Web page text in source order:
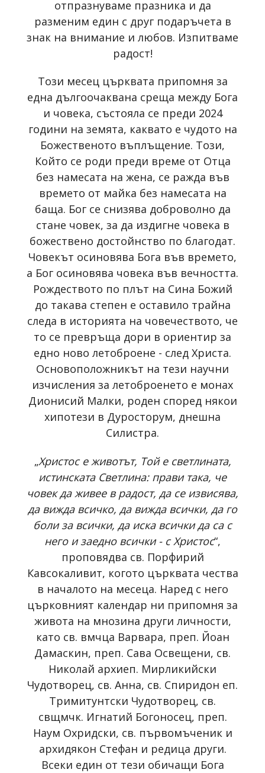
отпразнуваме празника и да
разменим един с друг подаръчета в
знак на внимание и любов. Изпитваме
радост!
Този месец църквата припомня за
една дългоочаквана среща между Бога
и човека, състояла се преди 2024
години на земята, каквато е чудото на
Божественото въплъщение. Този,
Който се роди преди време от Отца
без намесата на жена, се ражда във
времето от майка без намесата на
баща. Бог се снизява доброволно да
стане човек, за да издигне човека в
божествено достойнство по благодат.
Човекът осиновява Бога във времето,
a Бог осиновява човека във вечността.
Рождеството по плът на Сина Божий
до такава степен е оставило трайна
следа в историята на човечеството, че
то се превръща дори в ориентир за
едно ново летоброене - след Христа.
Основоположникът на тези научни
изчисления за летоброенето е монах
Дионисий Малки, роден според някои
хипотези в Дуросторум, днешна
Силистра.
„Христос е животът, Той е светлината,
истинската Светлина: прави така, че
човек да живее в радост, да се извисява,
да вижда всичко, да вижда всички, да го
боли за всички, да иска всички да са с
него и заедно всички - с Христос“,
проповядва св. Порфирий
Кавсокаливит, когото църквата чества
в началото на месеца. Наред с него
църковният календар ни припомня за
живота на мнозина други личности,
като св. вмчца Варвара, преп. Йоан
Дамаскин, преп. Сава Освещени, св.
Николай архиеп. Мирликийски
Чудотворец, св. Анна, св. Спиридон еп.
Тримитунтски Чудотворец, св.
свщмчк. Игнатий Богоносец, преп.
Наум Охридски, св. първомъченик и
архидякон Стефан и редица други.
Всеки един от тези обичащи Бога